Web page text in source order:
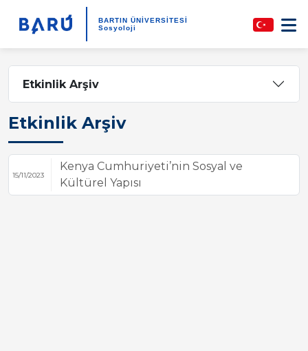
BARTIN ÜNİVERSİTESİ
Sosyoloji
Etkinlik Arşiv
Etkinlik Arşiv
15/11/2023
Kenya Cumhuriyeti’nin Sosyal ve
Kültürel Yapısı